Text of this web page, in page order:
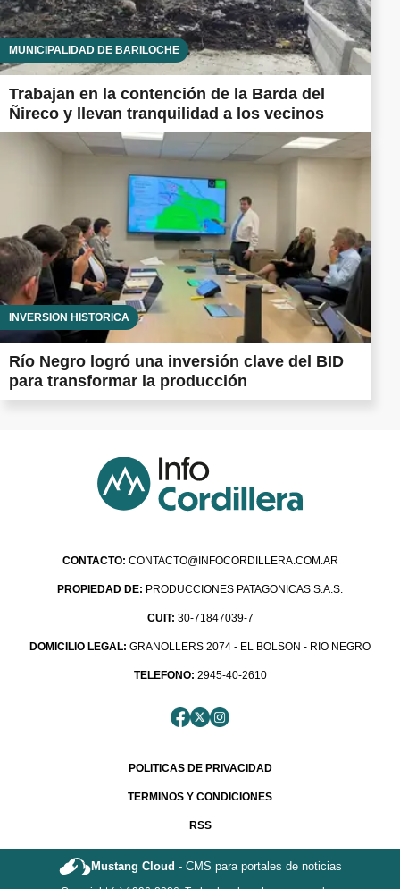
MUNICIPALIDAD DE BARILOCHE
Trabajan en la contención de la Barda del
Ñireco y llevan tranquilidad a los vecinos
INVERSIÓN HISTÓRICA
Río Negro logró una inversión clave del BID
para transformar la producción
CONTACTO: CONTACTO@INFOCORDILLERA.COM.AR
PROPIEDAD DE: PRODUCCIONES PATAGONICAS S.A.S.
CUIT: 30-71847039-7
DOMICILIO LEGAL: GRANOLLERS 2074 - EL BOLSON - RIO NEGRO
TELEFONO: 2945-40-2610
POLITICAS DE PRIVACIDAD
TERMINOS Y CONDICIONES
RSS
Mustang Cloud -CMS para portales de noticias